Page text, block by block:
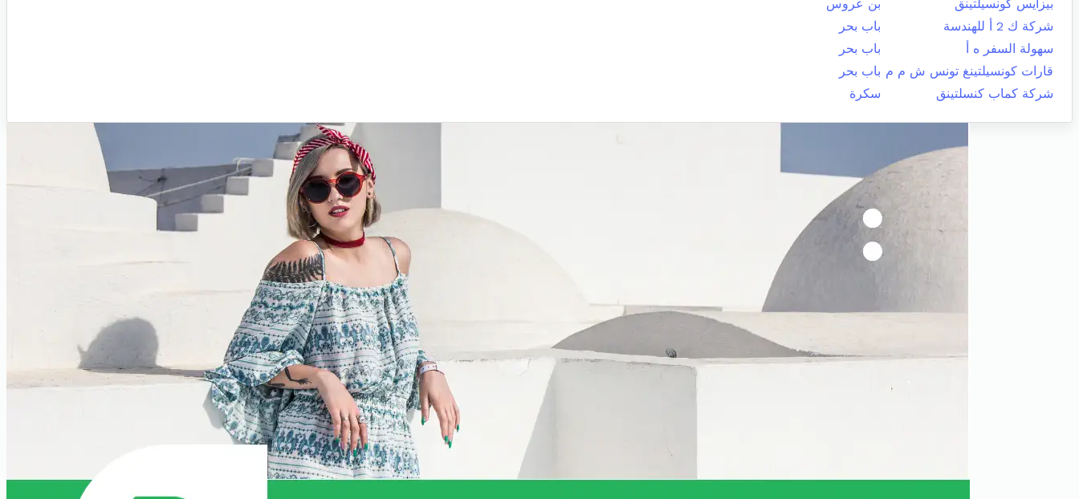
بيزايس كونسيلتينق
بن عروس
شركة ك 2 أ للهندسة
باب بحر
سهولة السفر ه أ
باب بحر
قارات كونسيلتينغ تونس ش م م باب بحر
شركة كماب كنسلتينق
سكرة